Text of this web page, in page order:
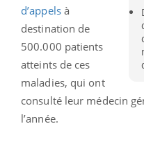
d’appelsà
destination de
500.000 patients
atteints de ces
maladies, qui ont
consulté leur médecin
l’année.